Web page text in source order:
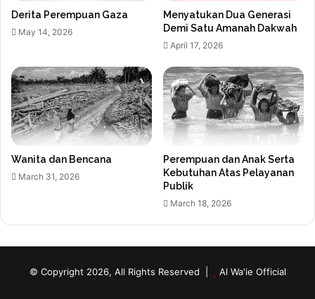
Derita Perempuan Gaza
May 14, 2026
Menyatukan Dua Generasi
Demi Satu Amanah Dakwah
April 17, 2026
Wanita dan Bencana
March 31, 2026
Perempuan dan Anak Serta
Kebutuhan Atas Pelayanan
Publik
March 18, 2026
© Copyright 2026, All Rights Reserved | Al Wa'ie Official